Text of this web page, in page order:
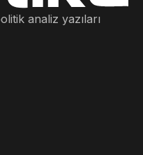
analiz yazıları